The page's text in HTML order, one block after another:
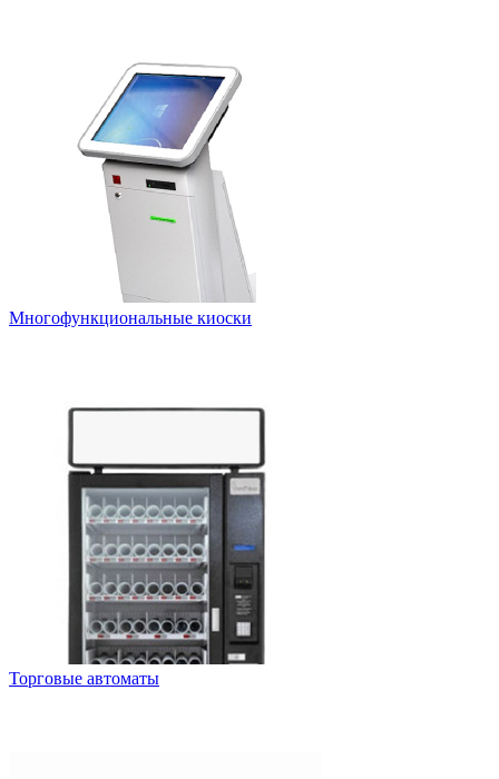
Многофункциональные киоски
Торговые автоматы